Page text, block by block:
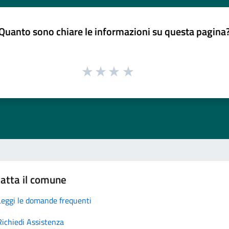
sono chiare le informazioni su questa
il comune
le domande frequenti
Assistenza